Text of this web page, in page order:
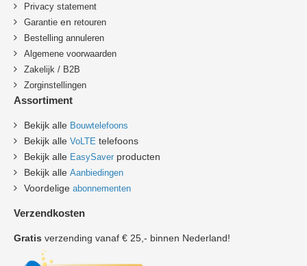
Privacy statement
Garantie en retouren
Bestelling annuleren
Algemene voorwaarden
Zakelijk / B2B
Zorginstellingen
Assortiment
Bekijk alle Bouwtelefoons
Bekijk alle VoLTE telefoons
Bekijk alle EasySaver producten
Bekijk alle Aanbiedingen
Voordelige abonnementen
Verzendkosten
Gratis verzending vanaf € 25,- binnen Nederland!